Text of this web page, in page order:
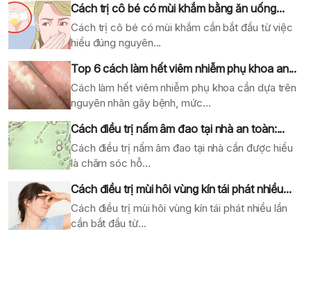
Cách trị cô bé có mùi khắm bằng ăn uống...
Cách trị cô bé có mùi khắm cần bắt đầu từ việc
hiểu đúng nguyên...
Top 6 cách làm hết viêm nhiễm phụ khoa an...
Cách làm hết viêm nhiễm phụ khoa cần dựa trên
nguyên nhân gây bệnh, mức...
Cách điều trị nấm âm đao tại nhà an toàn:...
Cách điều trị nấm âm đao tại nhà cần được hiểu
là chăm sóc hỗ...
Cách điều trị mùi hôi vùng kín tái phát nhiều...
Cách điều trị mùi hôi vùng kín tái phát nhiều lần
cần bắt đầu từ...